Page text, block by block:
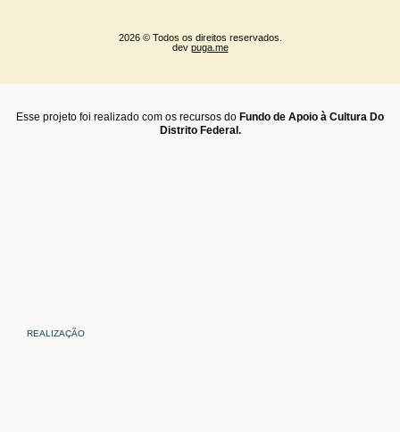
2026 © Todos os direitos reservados.
dev puga.me
Esse projeto foi realizado com os recursos do Fundo de Apoio à Cultura Do
Distrito Federal.
REALIZAÇÃO